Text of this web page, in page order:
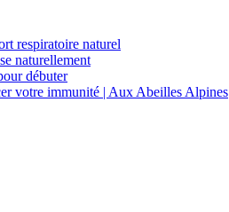
respiratoire naturel
naturellement
débuter
votre immunité | Aux Abeilles Alpines